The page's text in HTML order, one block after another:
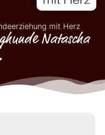
mit Herz
Natascha